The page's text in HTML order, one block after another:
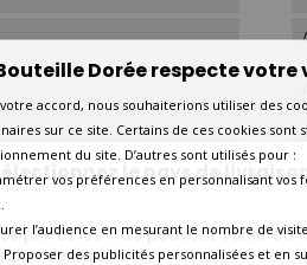
le pays de
prix et les frais peuvent varier
de livraison.
Dorée respecte votre
accord, nous souhaiterions utiliser des
sur ce site. Certains de ces cookies sont
du site. D’autres sont utilisés pour :
vos préférences en personnalisant vos
l’audience en mesurant le nombre de
Proposer des publicités personnalisées et en